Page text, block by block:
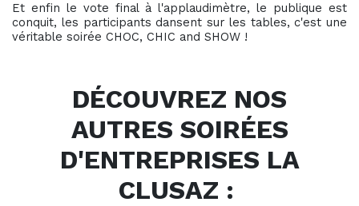
Et enfin le vote final à l'applaudimètre, le publique est
conquit, les participants dansent sur les tables, c'est une
véritable soirée CHOC, CHIC and SHOW !
DÉCOUVREZ NOS
AUTRES SOIRÉES
D'ENTREPRISES LA
CLUSAZ :